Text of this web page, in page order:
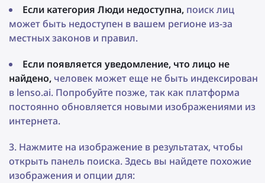
Если категория Люди недоступна, поиск лиц
может быть недоступен в вашем регионе из-за
местных законов и правил.
Если появляется уведомление, что лицо не
найдено, человек может еще не быть индексирован
в lenso.ai. Попробуйте позже, так как платформа
постоянно обновляется новыми изображениями из
интернета.
Нажмите на изображение в результатах, чтобы
открыть панель поиска. Здесь вы найдете похожие
изображения и опции для: